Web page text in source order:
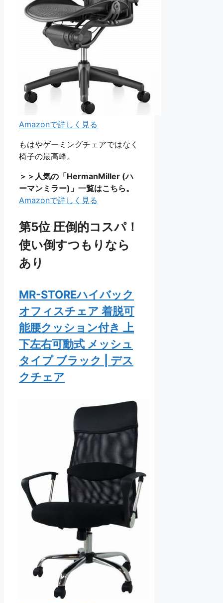
Amazonで詳しく見る
もはやゲーミングチェアではなく
椅子の最高峰。
＞＞人気の「HermanMiller (ハ
ーマンミラー)」一覧はこちら。
Amazonで詳しく見る
第5位 圧倒的コスパ！
使い倒すつもりなら
あり
MR-STOREハイバック
オフィスチェア 着脱可
能腰クッション付き 上
下左右可動式 メッシュ
タイプ ブラック | デス
クチェア